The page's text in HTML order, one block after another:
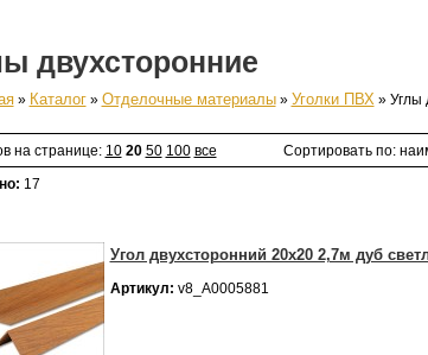
двухсторонние
» Каталог» Отделочные материалы» Уголки ПВХ» Углы
на странице: 10 20 50 100 все Сортировать по:
17
Угол двухсторонний 20х20 2,7м дуб
Артикул: v8_А0005881